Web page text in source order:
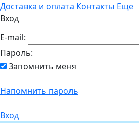
Доставка и оплата Контакты Еще
Вход
E-mail:
Пароль:
Запомнить меня
Напомнить пароль
Вход